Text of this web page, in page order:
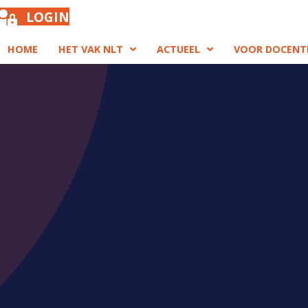
LOGIN
HOME HET VAK NLT ACTUEEL VOOR